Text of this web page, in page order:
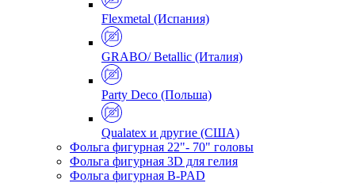
Flexmetal (Испания)
GRABO/ Betallic (Италия)
Party Deco (Польша)
Qualatex и другие (США)
Фольга фигурная 22"- 70" головы
Фольга фигурная 3D для гелия
Фольга фигурная B-PAD